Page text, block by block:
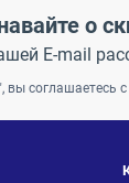
о
E-mail
вы соглашаетесь с